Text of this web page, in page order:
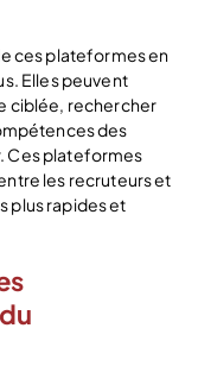
ces plateformes en
Elles peuvent
ciblée, rechercher
des
Ces plateformes
les recruteurs et
plus rapides et